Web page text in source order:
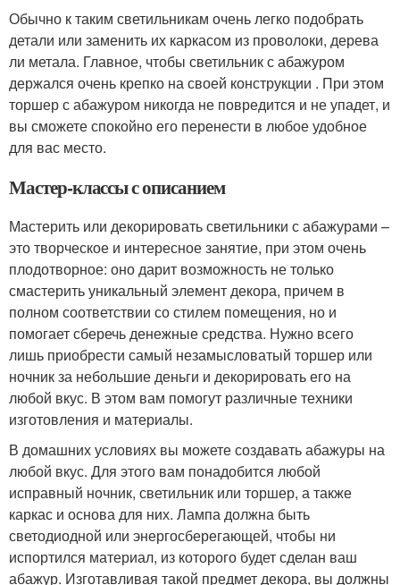
Обычно к таким светильникам очень легко подобрать
детали или заменить их каркасом из проволоки, дерева
ли метала. Главное, чтобы светильник с абажуром
держался очень крепко на своей конструкции . При этом
торшер с абажуром никогда не повредится и не упадет, и
вы сможете спокойно его перенести в любое удобное
для вас место.
Мастер-классы с описанием
Мастерить или декорировать светильники с абажурами –
это творческое и интересное занятие, при этом очень
плодотворное: оно дарит возможность не только
смастерить уникальный элемент декора, причем в
полном соответствии со стилем помещения, но и
помогает сберечь денежные средства. Нужно всего
лишь приобрести самый незамысловатый торшер или
ночник за небольшие деньги и декорировать его на
любой вкус. В этом вам помогут различные техники
изготовления и материалы.
В домашних условиях вы можете создавать абажуры на
любой вкус. Для этого вам понадобится любой
исправный ночник, светильник или торшер, а также
каркас и основа для них. Лампа должна быть
светодиодной или энергосберегающей, чтобы ни
испортился материал, из которого будет сделан ваш
абажур. Изготавливая такой предмет декора, вы должны